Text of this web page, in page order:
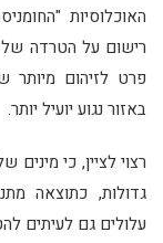
האוכלוסיות
רישום על הטרדה של
פרט לזיהום מיותר
באזור נגוע יועיל יותר.
רצוי לציין, כי
גדולות, כתוצאה
עלולים גם לעיתים